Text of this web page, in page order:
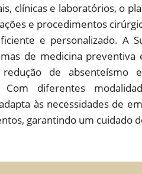
clínicas e laboratórios, o
e procedimentos
e personalizado. A
de medicina preventiva
redução de absenteísmo
Com diferentes
às necessidades de
garantindo um cuidado